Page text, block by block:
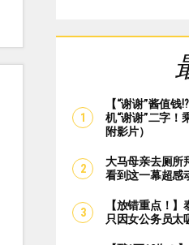
【“谢谢”酱值
机“谢谢”二字！
附影片）
大马母亲去厕所
看到这一幕超感
【放错重点！
只因女公务员太